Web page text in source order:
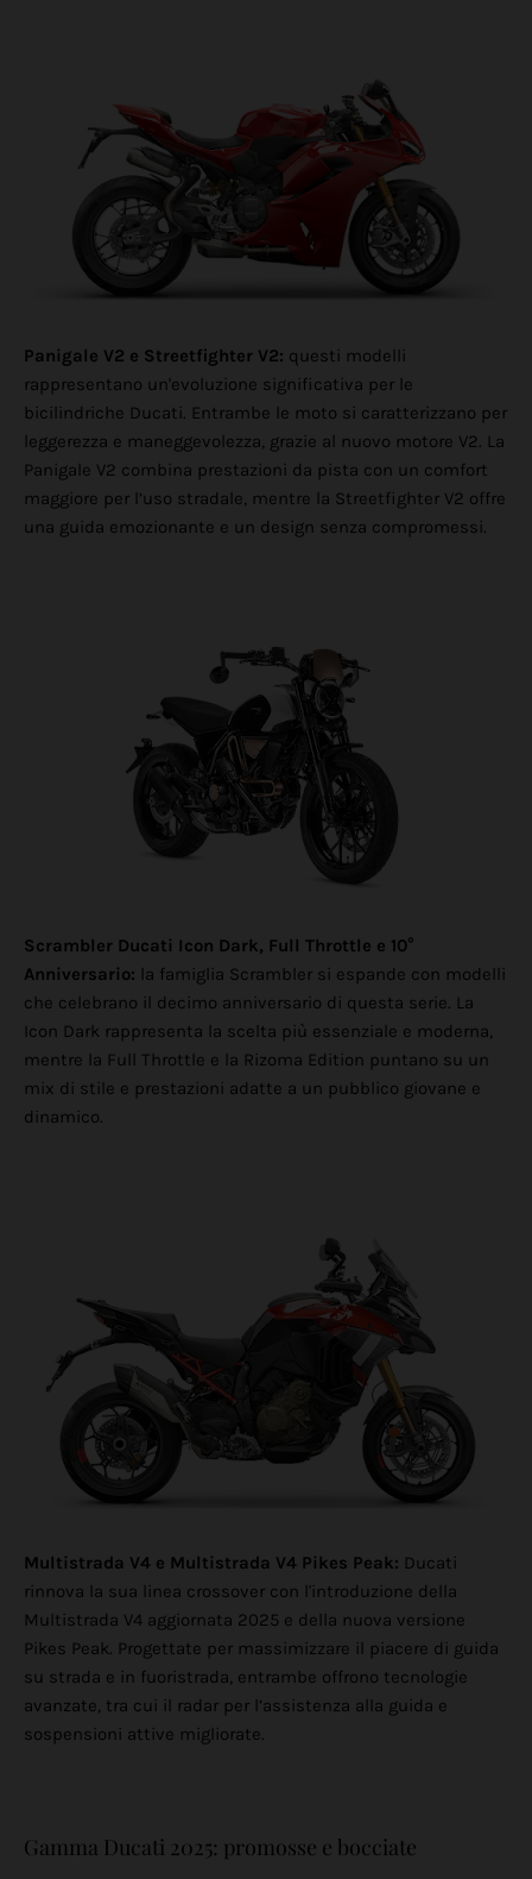
Panigale V2 e Streetfighter V2: questi modelli
rappresentano un'evoluzione significativa per le
bicilindriche Ducati. Entrambe le moto si caratterizzano per
leggerezza e maneggevolezza, grazie al nuovo motore V2. La
Panigale V2 combina prestazioni da pista con un comfort
maggiore per l’uso stradale, mentre la Streetfighter V2 offre
una guida emozionante e un design senza compromessi.
Scrambler Ducati Icon Dark, Full Throttle e 10°
Anniversario: la famiglia Scrambler si espande con modelli
che celebrano il decimo anniversario di questa serie. La
Icon Dark rappresenta la scelta più essenziale e moderna,
mentre la Full Throttle e la Rizoma Edition puntano su un
mix di stile e prestazioni adatte a un pubblico giovane e
dinamico.
Multistrada V4 e Multistrada V4 Pikes Peak: Ducati
rinnova la sua linea crossover con l'introduzione della
Multistrada V4 aggiornata 2025 e della nuova versione
Pikes Peak. Progettate per massimizzare il piacere di guida
su strada e in fuoristrada, entrambe offrono tecnologie
avanzate, tra cui il radar per l’assistenza alla guida e
sospensioni attive migliorate.
Gamma Ducati 2025: promosse e bocciate